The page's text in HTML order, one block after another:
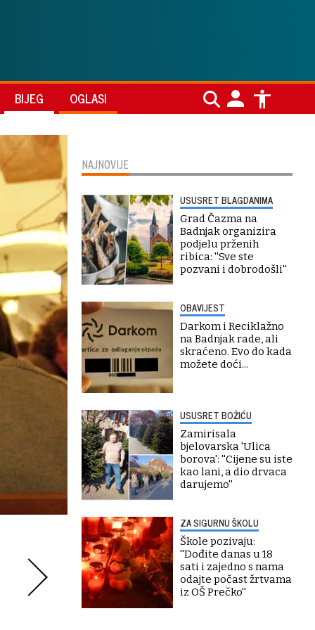
BIJEG OGLASI
NAJNOVIJE
USUSRET BLAGDANIMA
Grad Čazma na
Badnjak organizira
podjelu prženih
ribica: ''Sve ste
pozvani i dobrodošli''
OBAVIJEST
Darkom i Reciklažno
na Badnjak rade, ali
skraćeno. Evo do kada
možete doći...
USUSRET BOŽIĆU
Zamirisala
bjelovarska 'Ulica
borova': ''Cijene su iste
kao lani, a dio drvaca
darujemo''
ZA SIGURNU ŠKOLU
Škole pozivaju:
''Dođite danas u 18
sati i zajedno s nama
odajte počast žrtvama
iz OŠ Prečko''